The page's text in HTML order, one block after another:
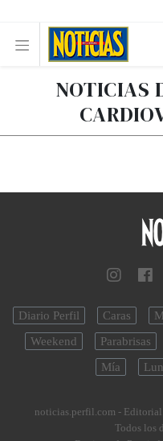
NOTICIAS
Diario Perfil Caras
Weekend
Parabrisas
Mía
noticias.perfil.com - Editorial
Todos los